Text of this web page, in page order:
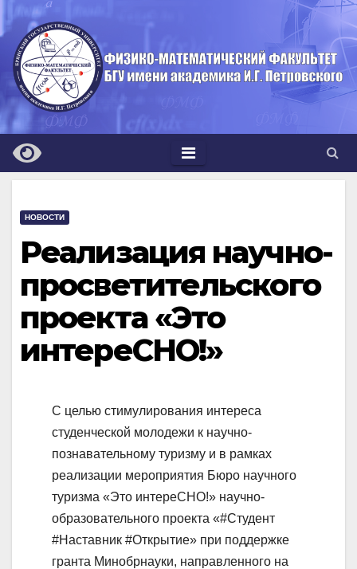
Перейти
к
содержимому
НОВОСТИ
Реализация научно-
просветительского
проекта «Это
интереСНО!»
С целью стимулирования интереса
студенческой молодежи к научно-
познавательному туризму и в рамках
реализации мероприятия Бюро научного
туризма «Это интереСНО!» научно-
образовательного проекта «#Студент
#Наставник #Открытие» при поддержке
гранта Минобрнауки, направленного на